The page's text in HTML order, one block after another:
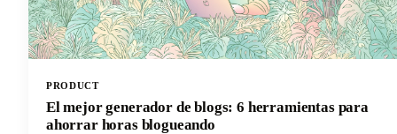
PRODUCT
El mejor generador de blogs: 6 herramientas para
ahorrar horas blogueando